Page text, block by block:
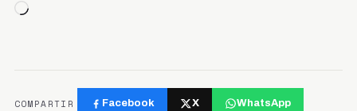
Cargando...
COMPARTIR Facebook X WhatsApp